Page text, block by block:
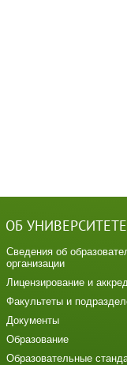
ОБ УНИВЕРСИТЕТЕ
Сведения об
организации
Лицензирование и
Факультеты и
Документы
Образование
Образовательные